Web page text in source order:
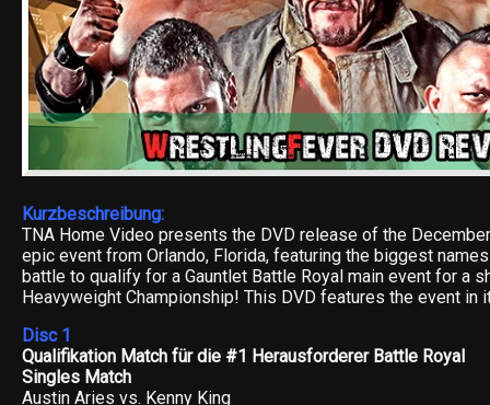
Kurzbeschreibung:
TNA Home Video presents the DVD release of the
epic event from Orlando, Florida, featuring the biggest
battle to qualify for a Gauntlet Battle Royal main event for a
Heavyweight Championship! This DVD features the event in
Disc 1
Qualifikation Match für die #1 Herausforderer Battle Royal
Singles Match
Austin Aries vs. Kenny King